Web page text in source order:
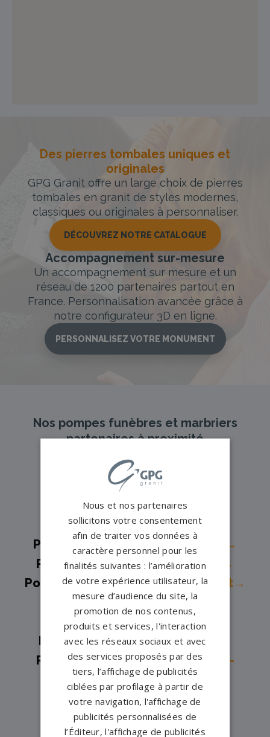
Des pierres tombales uniques et
originales
GPG Granit offre un large choix de pierres
tombales en granit de styles modernes,
classiques ou originales à personnaliser.
DÉCOUVREZ NOTRE CATALOGUE
Accompagnement sur-mesure
Un accompagnement sur mesure et un
réseau de 1200 partenaires partout en
France. Personnalisation avancée grâce à
notre configurateur 3D en ligne.
PERSONNALISEZ VOTRE MONUMENT
Nos pompes funèbres et marbriers
partenaires à proximité
Pompes funèbres -
Pompes funèbres - Blain→
Pompes funèbres -Bouaye→
Pompes funèbres -
Bouguenais→
Pompes funèbres -Carquefou→
Pompes funèbres -Châteaubriant→
Pompes funèbres -Guémené-
Penfao→
Pompes funèbres - Guérande→
Pompes funèbres -La Chapelle-
sur-Erdre→
Pompes funèbres - LE LOROUX
BOTTEREAU→
Nous et nos partenaires
sollicitons votre consentement
afin de traiter vos données à
caractère personnel pour les
finalités suivantes : l’amélioration
de votre expérience utilisateur, la
mesure d’audience du site, la
promotion de nos contenus,
produits et services, l'interaction
avec les réseaux sociaux et avec
des services proposés par des
tiers, l’affichage de publicités
ciblées par profilage à partir de
votre navigation, l'affichage de
publicités personnalisées de
l’Éditeur, l'affichage de publicités